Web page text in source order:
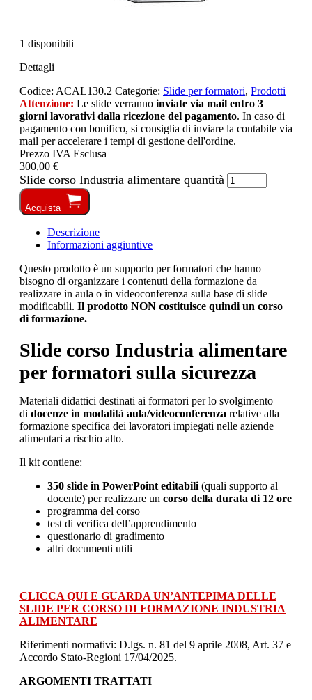
1 disponibili
Dettagli
Codice: ACAL130.2 Categorie: Slide per formatori, Prodotti
Attenzione: Le slide verranno inviate via mail entro 3
giorni lavorativi dalla ricezione del pagamento. In caso di
pagamento con bonifico, si consiglia di inviare la contabile via
mail per accelerare i tempi di gestione dell'ordine.
Prezzo IVA Esclusa
300,00 €
Slide corso Industria alimentare quantità
Acquista
Descrizione
Informazioni aggiuntive
Questo prodotto è un supporto per formatori che hanno
bisogno di organizzare i contenuti della formazione da
realizzare in aula o in videoconferenza sulla base di slide
modificabili. Il prodotto NON costituisce quindi un corso
di formazione.
Slide corso Industria alimentare
per formatori sulla sicurezza
Materiali didattici destinati ai formatori per lo svolgimento
di docenze in modalità aula/videoconferenza relative alla
formazione specifica dei lavoratori impiegati nelle aziende
alimentari a rischio alto.
Il kit contiene:
350 slide in PowerPoint editabili (quali supporto al
docente) per realizzare un corso della durata di 12 ore
programma del corso
test di verifica dell’apprendimento
questionario di gradimento
altri documenti utili
CLICCA QUI E GUARDA UN’ANTEPIMA DELLE
SLIDE PER CORSO DI FORMAZIONE INDUSTRIA
ALIMENTARE
Riferimenti normativi: D.lgs. n. 81 del 9 aprile 2008, Art. 37 e
Accordo Stato-Regioni 17/04/2025.
ARGOMENTI TRATTATI